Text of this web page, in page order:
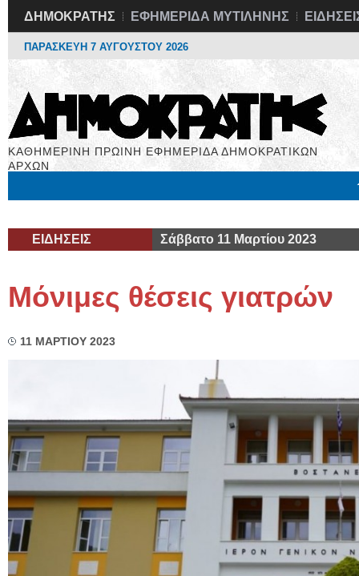
ΔΗΜΟΚΡΑΤΗΣ ΕΦΗΜΕΡΙΔΑ ΜΥΤΙΛΗΝΗΣ
ΠΑΡΑΣΚΕΥΗ 7 ΑΥΓΟΥΣΤΟΥ 2026
ΚΑΘΗΜΕΡΙΝΗ ΠΡΩΙΝΗ ΕΦΗΜΕΡΙΔΑ ΔΗΜΟΚΡΑΤΙΚΩΝ
ΑΡΧΩΝ
ΕΙΔΗΣΕΙΣ Σάββατο 11 Μαρτίου 2023
Μόνιμες θέσεις γιατρών
11 ΜΑΡΤΙΟΥ 2023